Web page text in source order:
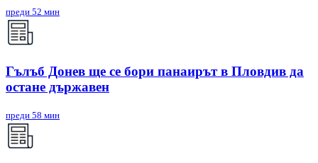
преди 52 мин
Гълъб Донев ще се бори панаирът в Пловдив да
остане държавен
преди 58 мин